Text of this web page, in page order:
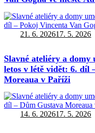
Autor:
Publikováno:
21. 6. 202617. 5. 2026
Slavné ateliéry a domy
letos v létě vidět: 6. díl
Moreaua v Paříži
Autor:
Publikováno:
14. 6. 202617. 5. 2026